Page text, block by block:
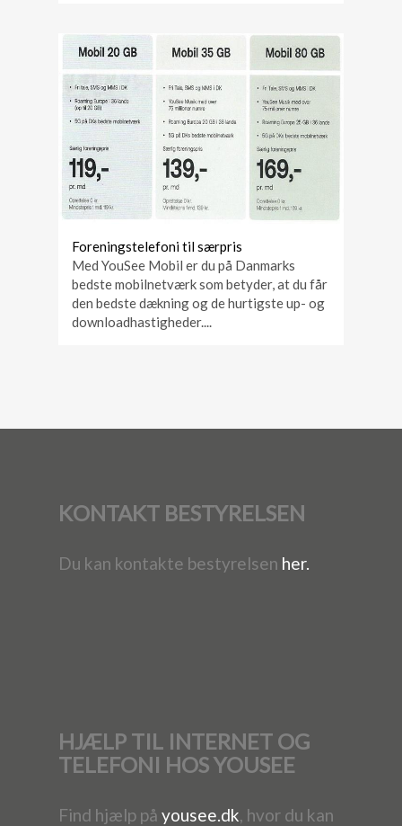
Foreningstelefoni til særpris
Med YouSee Mobil er du på Danmarks
bedste mobilnetværk som betyder, at du får
den bedste dækning og de hurtigste up- og
downloadhastigheder....
KONTAKT BESTYRELSEN
Du kan kontakte bestyrelsen her.
HJÆLP TIL INTERNET OG
TELEFONI HOS YOUSEE
Find hjælp på yousee.dk, hvor du kan